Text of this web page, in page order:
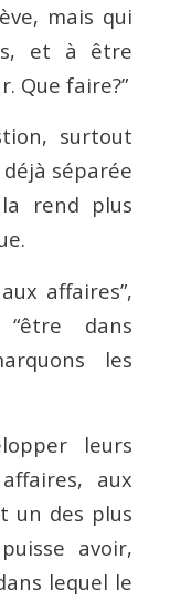
mais qui
et à être
Que faire?”
surtout
séparée
rend plus
affaires”,
dans
les
leurs
aux
un des plus
avoir,
lequel le